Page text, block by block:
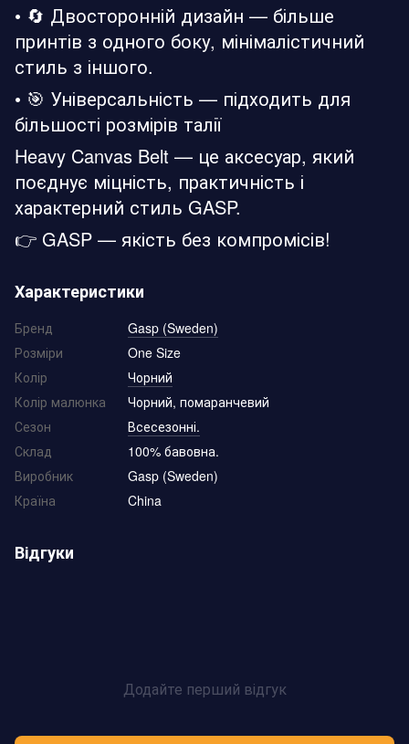
• 🔄 Двосторонній дизайн — більше
принтів з одного боку, мінімалістичний
стиль з іншого.
• 🎯 Універсальність — підходить для
більшості розмірів талії
Heavy Canvas Belt — це аксесуар, який
поєднує міцність, практичність і
характерний стиль GASP.
👉 GASP — якість без компромісів!
Характеристики
Бренд
Gasp (Sweden)
Розміри
One Size
Колір
Чорний
Колір малюнка
Чорний, помаранчевий
Сезон
Всесезонні.
Склад
100% бавовна.
Виробник
Gasp (Sweden)
Країна
China
Відгуки
Додайте перший відгук